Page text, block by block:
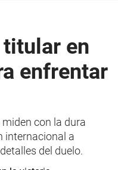
en
enfrentar
con la dura
internacional a
del duelo.